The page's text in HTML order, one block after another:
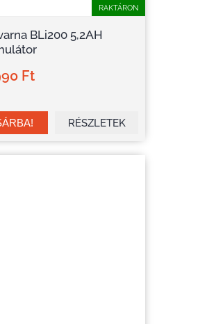
RAKTÁRON
BLi200 5,2AH
Ft
RÉSZLETEK